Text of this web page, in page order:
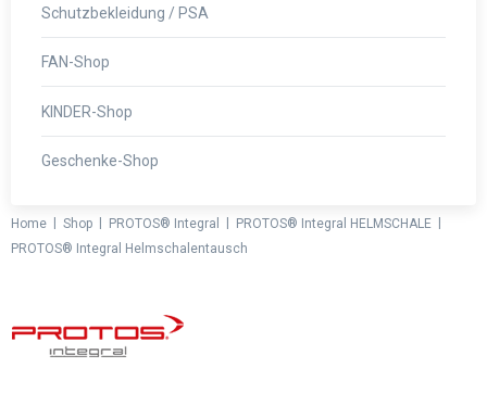
Schutzbekleidung / PSA
FAN-Shop
KINDER-Shop
Geschenke-Shop
Home Shop PROTOS® Integral PROTOS® Integral HELMSCHALE
PROTOS® Integral Helmschalentausch